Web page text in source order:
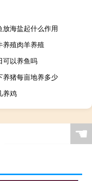
放海盐起什么作用
养殖肉羊养殖
可以养鱼吗
养猪每亩地养多少
养鸡
☚